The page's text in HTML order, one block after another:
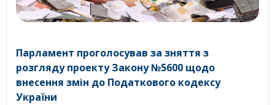
Парламент проголосував за зняття з
розгляду проекту Закону №5600 щодо
внесення змін до Податкового кодексу
України